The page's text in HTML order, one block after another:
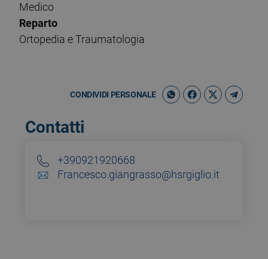
Medico
Reparto
Ortopedia e Traumatologia
CONDIVIDI PERSONALE
Contatti
+390921920668
Francesco.giangrasso@hsrgiglio.it